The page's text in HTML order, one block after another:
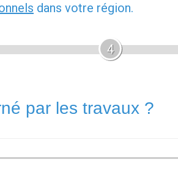
dans votre région.
4
par les travaux ?